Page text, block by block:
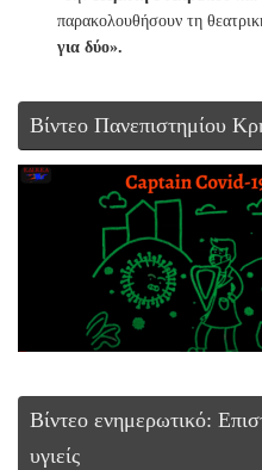
παρακολουθήσουν τη
για δύο».
Βίντεο Πανεπιστημίου
Βίντεο ενημερωτικό:
υγιείς